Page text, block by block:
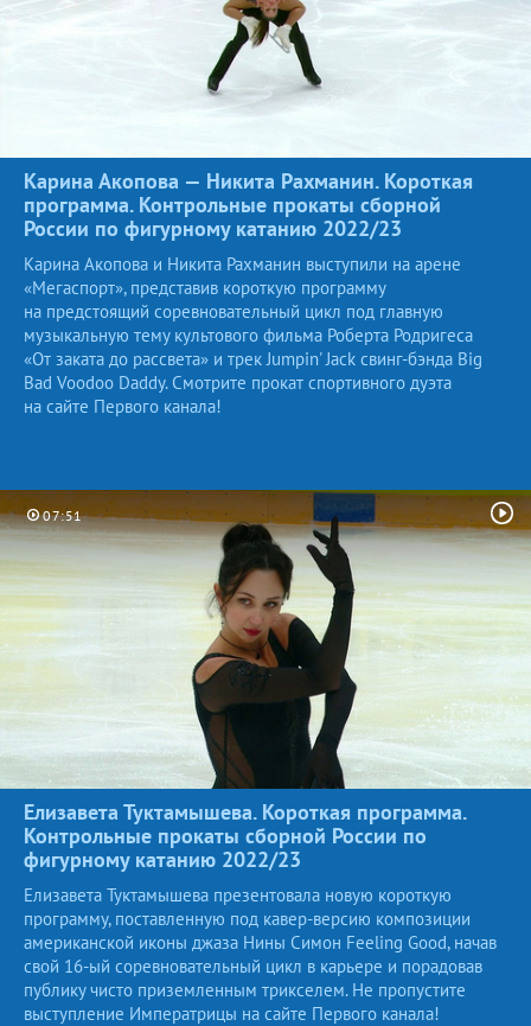
Карина Акопова — Никита Рахманин. Короткая
программа. Контрольные прокаты сборной
России по фигурному катанию 2022/23
Карина Акопова и Никита Рахманин выступили на арене
«Мегаспорт», представив короткую программу
на предстоящий соревновательный цикл под главную
музыкальную тему культового фильма Роберта Родригеса
«От заката до рассвета» и трек Jumpin' Jack свинг-бэнда Big
Bad Voodoo Daddy. Смотрите прокат спортивного дуэта
на сайте Первого канала!
07:51
Елизавета Туктамышева. Короткая программа.
Контрольные прокаты сборной России по
фигурному катанию 2022/23
Елизавета Туктамышева презентовала новую короткую
программу, поставленную под кавер-версию композиции
американской иконы джаза Нины Симон Feeling Good, начав
свой 16-ый соревновательный цикл в карьере и порадовав
публику чисто приземленным трикселем. Не пропустите
выступление Императрицы на сайте Первого канала!